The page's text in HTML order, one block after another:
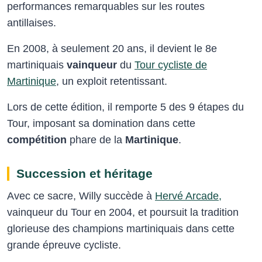
performances remarquables sur les routes
antillaises.
En 2008, à seulement 20 ans, il devient le 8e
martiniquais vainqueur du Tour cycliste de
Martinique, un exploit retentissant.
Lors de cette édition, il remporte 5 des 9 étapes du
Tour, imposant sa domination dans cette
compétition phare de la Martinique.
Succession et héritage
Avec ce sacre, Willy succède à Hervé Arcade,
vainqueur du Tour en 2004, et poursuit la tradition
glorieuse des champions martiniquais dans cette
grande épreuve cycliste.